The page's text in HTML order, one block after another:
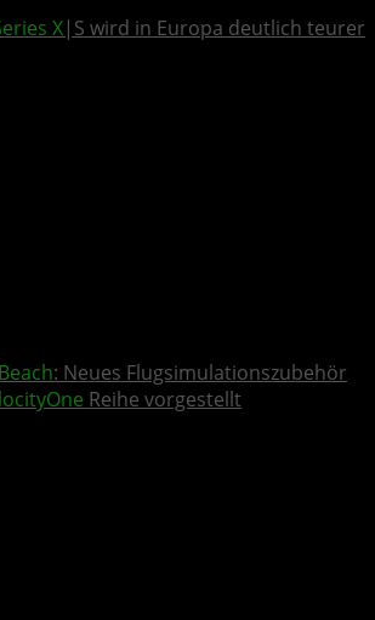
X|S wird in Europa deutlich teurer
: Neues Flugsimulationszubehör
Reihe vorgestellt